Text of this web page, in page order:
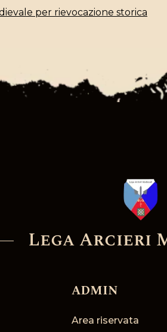
per rievocazione storica
Lega Arcieri
ADMIN
Area riservata